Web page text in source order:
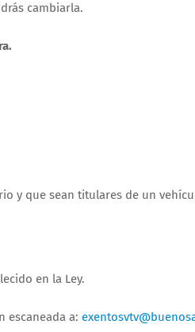
cambiarla.
y que sean titulares de un
en la Ley.
escaneada a: